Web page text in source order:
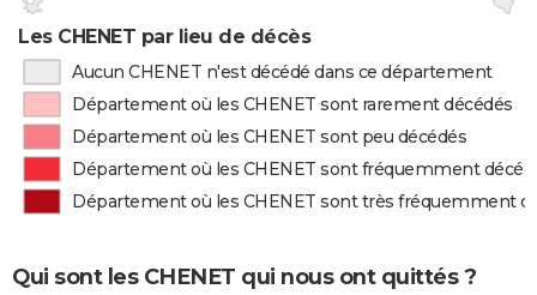
Les CHENET par lieu de décès
Aucun CHENET n'est décédé dans ce département
Département où les CHENET sont rarement décédés
Département où les CHENET sont peu décédés
Département où les CHENET sont fréquemment
Département où les CHENET sont très fréquemment
Qui sont les CHENET qui nous ont quittés ?